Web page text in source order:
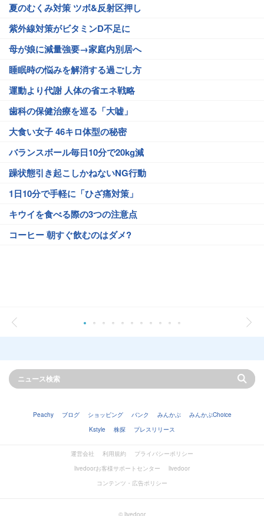
夏のむくみ対策 ツボ&反射区押し
紫外線対策がビタミンD不足に
母が娘に減量強要→家庭内別居へ
睡眠時の悩みを解消する過ごし方
運動より代謝 人体の省エネ戦略
歯科の保健治療を巡る「大嘘」
大食い女子 46キロ体型の秘密
バランスボール毎日10分で20kg減
躁状態引き起こしかねないNG行動
1日10分で手軽に「ひざ痛対策」
キウイを食べる際の3つの注意点
コーヒー 朝すぐ飲むのはダメ?
Peachy ブログ ショッピング バンク みんかぶ
みんかぶChoice
Kstyle
株探 プレスリリース
運営会社 利用規約
プライバシーポリシー
livedoorお客様サポートセンター
livedoor
コンテンツ・広告ポリシー
© livedoor